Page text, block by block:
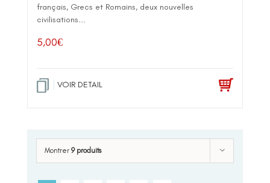
français, Grecs et Romains, deux nouvelles
civilisations...
5,00€
VOIR DETAIL
Montrer 9 produits